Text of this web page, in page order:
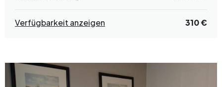
Verfügbarkeit anzeigen 310 €